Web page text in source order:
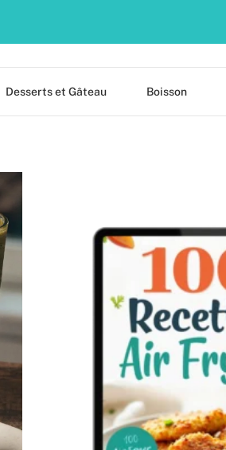
Desserts et Gâteau Boisson